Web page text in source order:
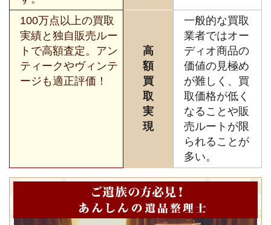
100万点以上の買取
実績と独自販売ルー
トで高額査定。アン
ティークやヴィンテ
ージも適正評価！
高
額
買
取
実
現
一般的な買取
業者ではオー
ディオ商品の
価値の見極め
が難しく、買
取価格が低く
なることや販
売ルートが限
られることが
多い。